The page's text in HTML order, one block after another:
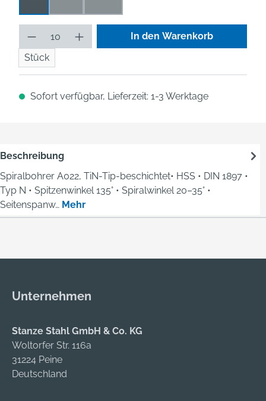
(Diese Option ist zurzeit nicht verfügbar.)
(Diese Option ist zurzeit nicht verfügbar.)
Produkt Anzahl: Gib den
Stück
In den Warenkorb
Sofort verfügbar, Lieferzeit: 1-3 Werktage
Beschreibung
Spiralbohrer A022, TiN-Tip-beschichtet• HSS • DIN 1897 •
Typ N • Spitzenwinkel 135° • Spiralwinkel 20–35° •
Seitenspanw… Mehr
Unternehmen
Stanze Stahl GmbH & Co. KG
Woltorfer Str. 116a
31224 Peine
Deutschland